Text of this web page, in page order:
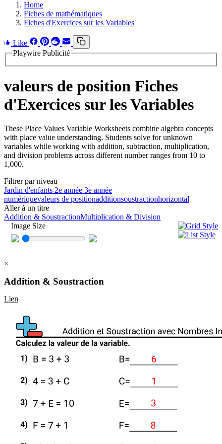
Home
Fiches de mathématiques
Fiches d'Exercices sur les Variables
Like
Playwire Publicité
valeurs de position Fiches
d'Exercices sur les Variables
These Place Values Variable Worksheets combine algebra concepts
with place value understanding. Students solve for unknown
variables while working with addition, subtraction, multiplication,
and division problems across different number ranges from 10 to
1,000.
Filtrer par niveau
Jardin d'enfants 2e année 3e année
numériquevaleurs de positionadditionsoustractionhorizontal
Aller à un titre
Addition & SoustractionMultiplication & Division
Image Size
×
Addition & Soustraction
Lien